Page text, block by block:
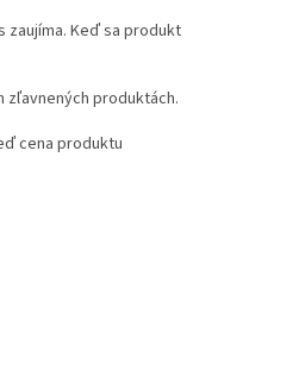
Keď sa produkt
zľavnených produktách.
cena produktu